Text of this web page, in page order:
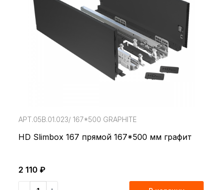
АРТ.05В.01.023/ 167*500 GRAPHITE
HD Slimbox 167 прямой 167*500 мм графит
2 110 ₽